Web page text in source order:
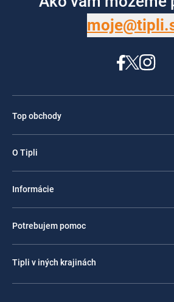
Top obchody
O Tipli
Informácie
Potrebujem pomoc
Tipli v iných krajinách